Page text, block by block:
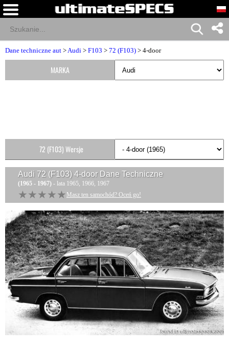
Dane techniczne aut >Audi > F103 > 72 (F103) > 4-door
Audi 72 (F103) 4-doorDane Techniczne
(1965 - 1967) - lata 1965, 1966, 1967
★★★★★
★★★★★ Masz ten samochód? Oceń go!
MARKA
72 (F103) Wersje